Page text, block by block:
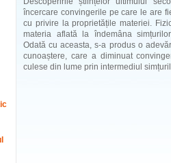
încercare convingerile pe care le are
cu privire la proprietățile materiei.
materia aflată la îndemâna
Odată cu aceasta, s-a produs o
cunoaștere, care a diminuat
culese din lume prin intermediul